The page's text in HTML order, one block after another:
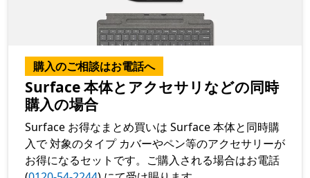
購入のご相談はお電話へ
Surface 本体とアクセサリなどの同時
購入の場合
Surface お得なまとめ買いは Surface 本体と同時購
入で 対象のタイプ カバーやペン等のアクセサリーが
お得になるセットです。ご購入される場合はお電話